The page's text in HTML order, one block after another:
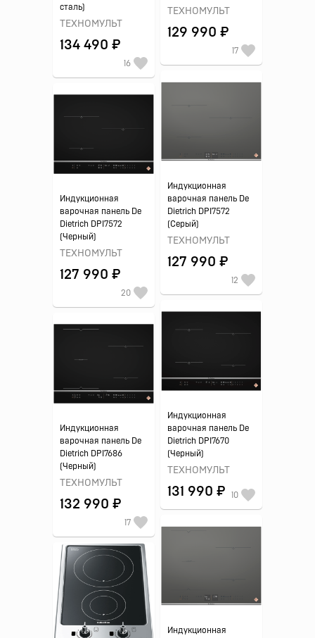
сталь)
ТЕХНОМУЛЬТ
134 490 ₽
16
ТЕХНОМУЛЬТ
129 990 ₽
17
Индукционная
варочная панель De
Dietrich DPI7572
(Серый)
ТЕХНОМУЛЬТ
127 990 ₽
12
Индукционная
варочная панель De
Dietrich DPI7572
(Черный)
ТЕХНОМУЛЬТ
127 990 ₽
20
Индукционная
варочная панель De
Dietrich DPI7670
(Черный)
ТЕХНОМУЛЬТ
131 990 ₽ 10
Индукционная
варочная панель De
Dietrich DPI7686
(Черный)
ТЕХНОМУЛЬТ
132 990 ₽
17
Индукционная